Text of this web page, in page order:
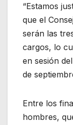
“Estamos
que el
serán las
cargos, lo
en sesión
de
Entre los
hombres,